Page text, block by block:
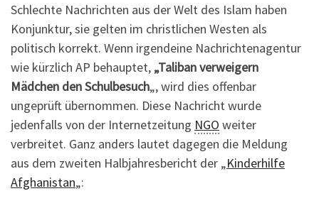
Schlechte Nachrichten aus der Welt des Islam haben
Konjunktur, sie gelten im christlichen Westen als
politisch korrekt. Wenn irgendeine Nachrichtenagentur
wie kürzlich AP behauptet, „Taliban verweigern
Mädchen den Schulbesuch„, wird dies offenbar
ungeprüft übernommen. Diese Nachricht wurde
jedenfalls von der Internetzeitung NGO weiter
verbreitet. Ganz anders lautet dagegen die Meldung
aus dem zweiten Halbjahresbericht der „Kinderhilfe
Afghanistan„: